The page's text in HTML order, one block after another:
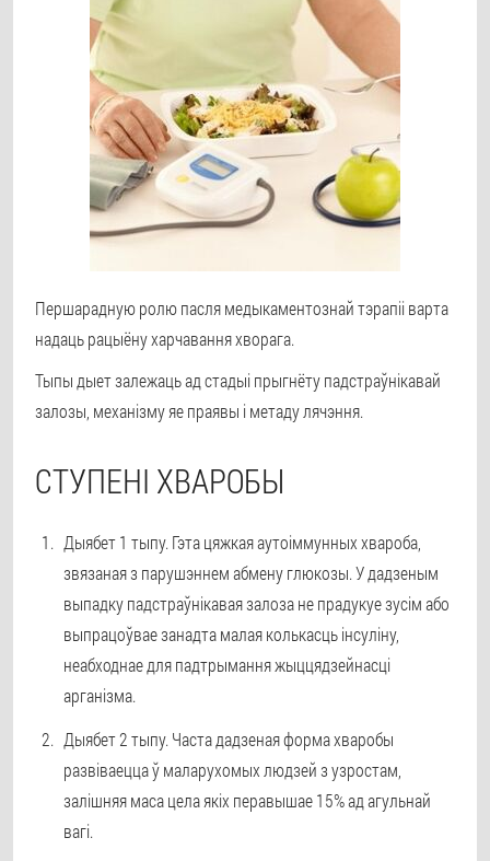
Першарадную ролю пасля медыкаментознай тэрапіі варта
надаць рацыёну харчавання хворага.
Тыпы дыет залежаць ад стадыі прыгнёту падстраўнікавай
залозы, механізму яе праявы і метаду лячэння.
СТУПЕНІ ХВАРОБЫ
Дыябет 1 тыпу. Гэта цяжкая аутоіммунных хвароба,
звязаная з парушэннем абмену глюкозы. У дадзеным
выпадку падстраўнікавая залоза не прадукуе зусім або
выпрацоўвае занадта малая колькасць інсуліну,
неабходнае для падтрымання жыццядзейнасці
арганізма.
Дыябет 2 тыпу. Часта дадзеная форма хваробы
развіваецца ў маларухомых людзей з узростам,
залішняя маса цела якіх перавышае 15% ад агульнай
вагі.